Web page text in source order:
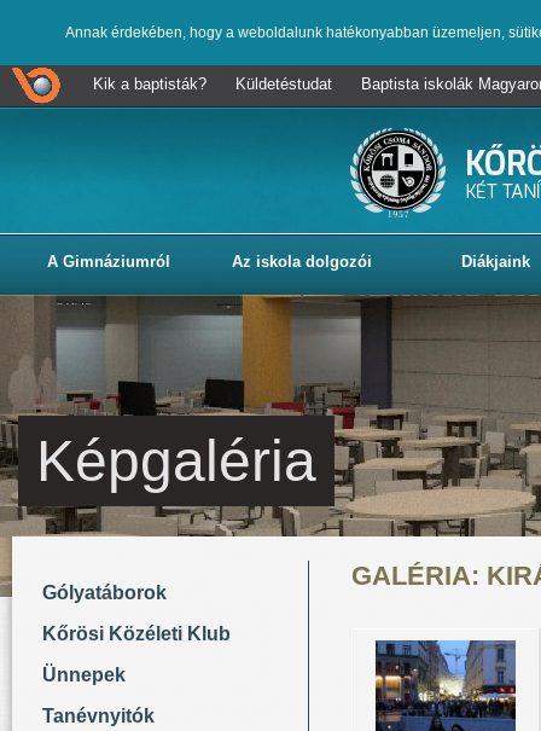
Annak érdekében, hogy a weboldalunk hatékonyabban üzemeljen,
Kik a baptisták? Küldetéstudat Baptista iskolák
A Gimnáziumról Az iskola dolgozói Diákjaink
Képgaléria
Gólyatáborok
Kőrösi Közéleti Klub
Ünnepek
Tanévnyitók
GALÉRIA: